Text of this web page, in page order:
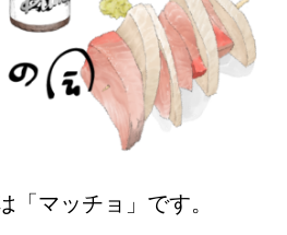
マッチョ」です。